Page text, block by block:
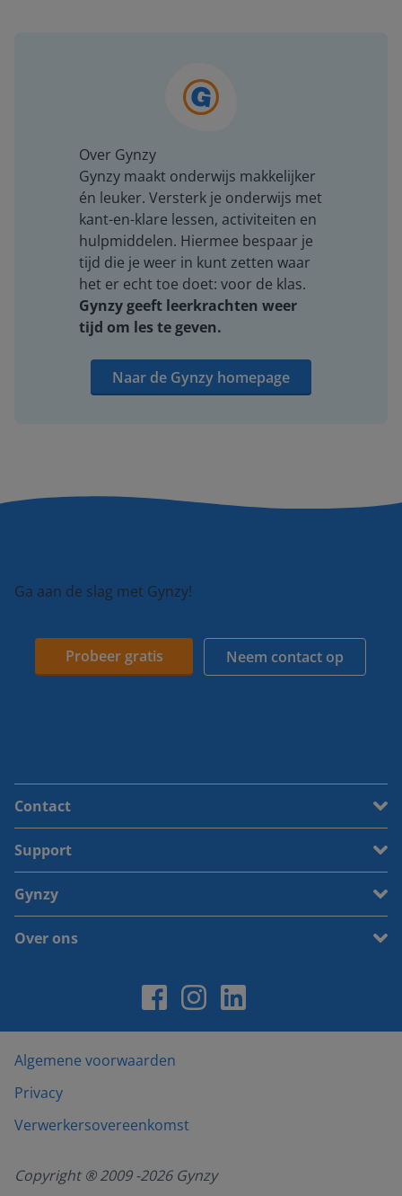
Over Gynzy
Gynzy maakt onderwijs makkelijker
én leuker. Versterk je onderwijs met
kant-en-klare lessen, activiteiten en
hulpmiddelen. Hiermee bespaar je
tijd die je weer in kunt zetten waar
het er echt toe doet: voor de klas.
Gynzy geeft leerkrachten weer
tijd om les te geven.
Naar de Gynzy homepage
Ga aan de slag met Gynzy!
Probeer gratis Neem contact op
Contact
Support
Gynzy
Over ons
Algemene voorwaarden
Privacy
Verwerkersovereenkomst
Copyright ® 2009 -2026Gynzy